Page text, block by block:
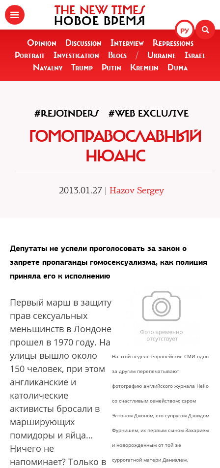
РУ
THE NEW TIMES
НОВОЕ ВРЕМЯ
Opinion Discussion Interview
Repressions
Portrait
Investigation Blogs / Ukraine
Israel
Navalny
Trump Putin Kremlin Duma
#REJOINDERS #WEB EXCLUSIVE
ГОМОПРАВОСЛАВНЫЙ
НЮАНС
2013.01.27 | Hazov Sergey
Депутаты не успели проголосовать за закон о
запрете пропаганды гомосексуализма, как полиция
приняла его к исполнению
На этой неделе европейские СМИ одно
за другим перепечатывают
фотографию английского журнала Hello
со счастливым семейством: сэром
Элтоном Джоном, его супругом Дэвидом
Фурнишем, их первым сыном Захарием
и новорожденным от той же
суррогатной матери Даниэлем.
Первый марш в защиту
прав сексуальных
меньшинств в Лондоне
прошел в 1970 году. На
улицы вышло около
150 человек, при этом
англиканские и
католические
активисты бросали в
марширующих
помидоры и яйца…
Ничего не
напоминает? Только в